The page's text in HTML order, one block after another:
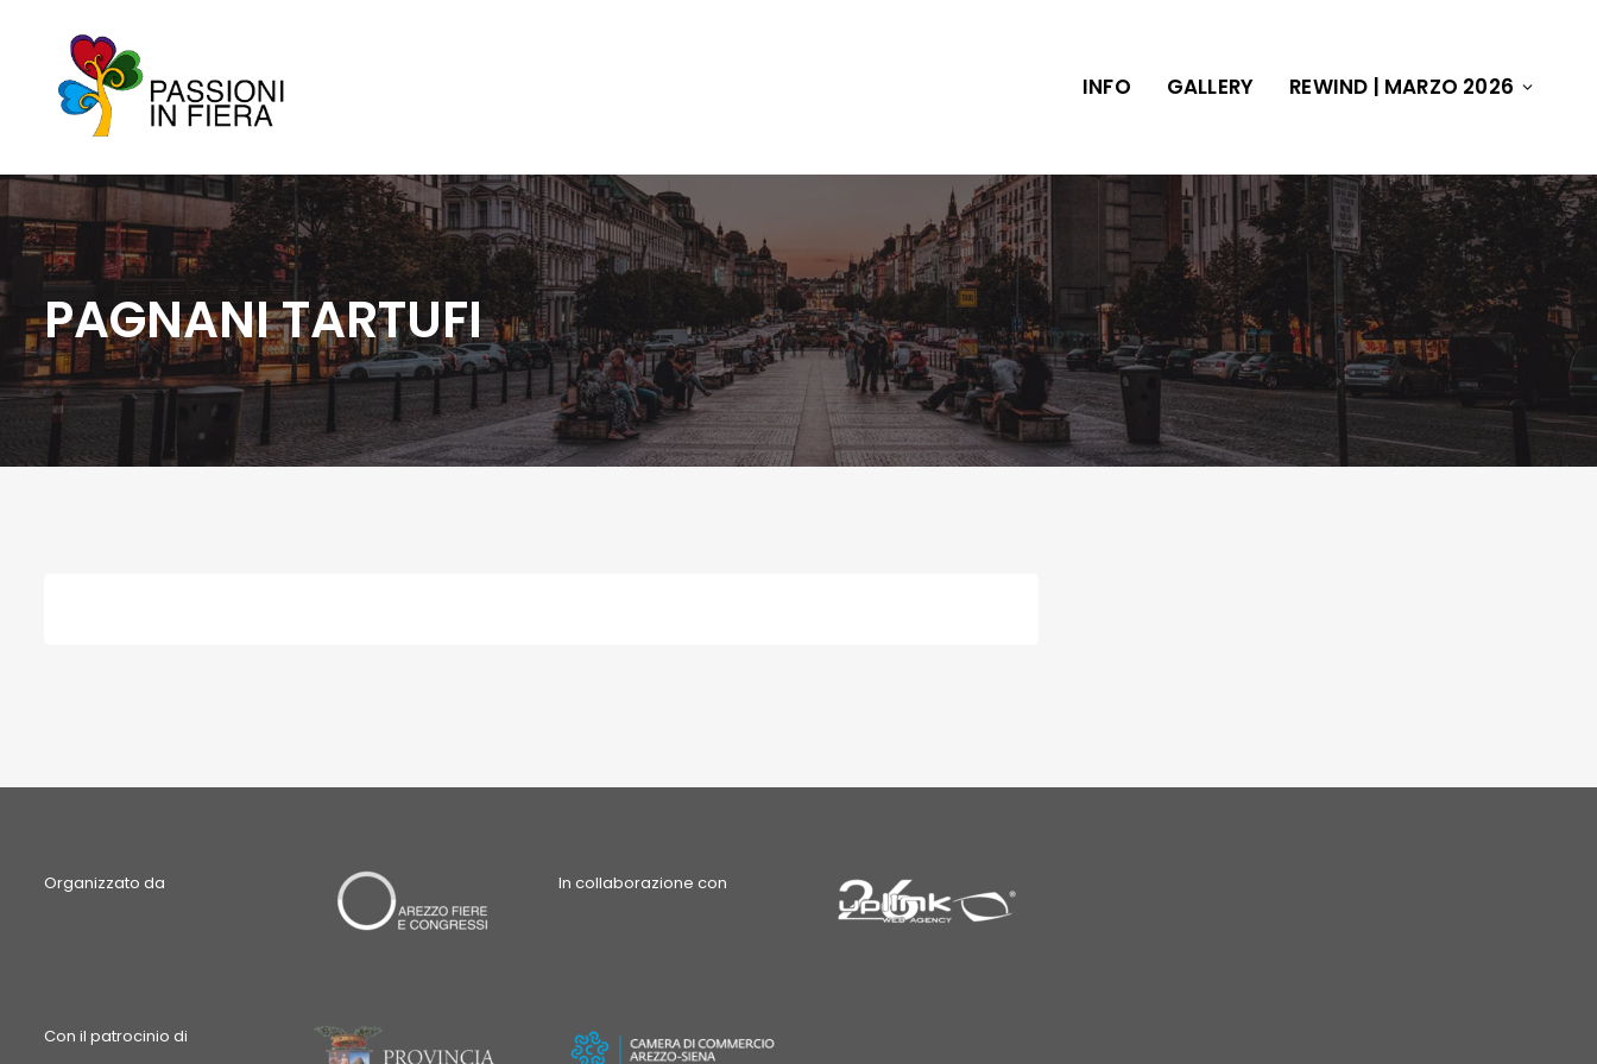
INFO GALLERY REWIND | MARZO 2026
PAGNANI TARTUFI
Organizzato da In collaborazione con
Con il patrocinio di